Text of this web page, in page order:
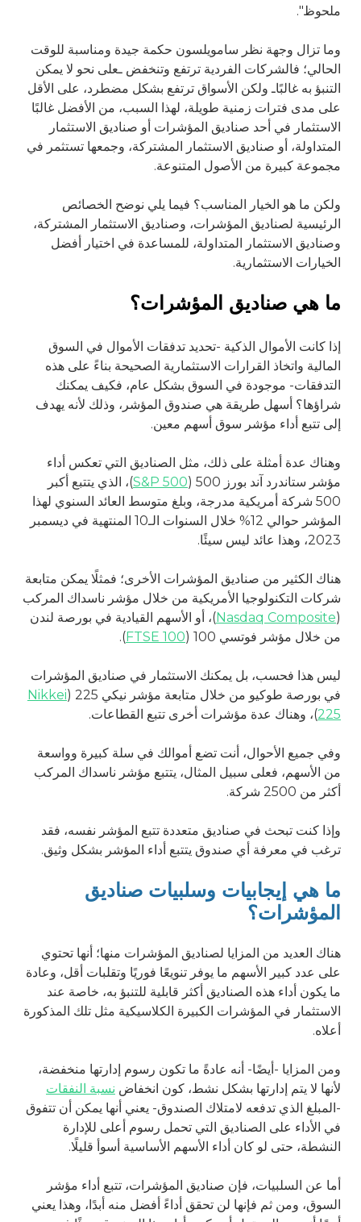
ملحوظ".
وما تزال وجهة نظر سامويلسون حكمة جيدة ومناسبة للوقت
الحالي؛ فالشركات الفردية ترتفع وتنخفض ـعلى نحو لا يمكن
التنبؤ به غالبًاـ ولكن الأسواق ترتفع بشكل مضطرد، على الأقل
على مدى فترات زمنية طويلة، لهذا السبب، من الأفضل غالبًا
الاستثمار في أحد صناديق المؤشرات أو صناديق الاستثمار
المتداولة، أو صناديق الاستثمار المشتركة، وجمعها تستثمر في
مجموعة كبيرة من الأصول المتنوعة.
ولكن ما هو الخيار المناسب؟ فيما يلي نوضح الخصائص
الرئيسية لصناديق المؤشرات، وصناديق الاستثمار المشتركة،
وصناديق الاستثمار المتداولة، للمساعدة في اختيار أفضل
الخيارات الاستثمارية.
ما هي صناديق المؤشرات؟
إذا كانت الأموال الذكية -تحديد تدفقات الأموال في السوق
المالية واتخاذ القرارات الاستثمارية الصحيحة بناءً على هذه
التدفقات- موجودة في السوق بشكل عام، فكيف يمكنك
شراؤها؟ أسهل طريقة هي صندوق المؤشر، وذلك لأنه يهدف
إلى تتبع أداء مؤشر سوق أسهم معين.
وهناك عدة أمثلة على ذلك، مثل الصناديق التي تعكس أداء
مؤشر ستاندرد آند بورز 500 (
S&P 500)، الذي يتتبع أكبر
500 شركة أمريكية مدرجة، وبلغ متوسط العائد السنوي لهذا
المؤشر حوالي 12% خلال السنوات الـ10 المنتهية في ديسمبر
2023، وهذا عائد ليس سيئًا.
هناك الكثير من صناديق المؤشرات الأخرى؛ فمثلًا يمكن متابعة
شركات التكنولوجيا الأمريكية من خلال مؤشر ناسداك المركب
(
Nasdaq Composite)، أو الأسهم القيادية في بورصة لندن
من خلال مؤشر فوتسي 100 (
FTSE 100
).
ليس هذا فحسب، بل يمكنك الاستثمار في صناديق المؤشرات
في بورصة طوكيو من خلال متابعة مؤشر نيكي 225 (
Nikkei
225)، وهناك عدة مؤشرات أخرى تتبع القطاعات.
وفي جميع الأحوال، أنت تضع أموالك في سلة كبيرة وواسعة
من الأسهم، فعلى سبيل المثال، يتتبع مؤشر ناسداك المركب
أكثر من 2500 شركة.
وإذا كنت تبحث في صناديق متعددة تتبع المؤشر نفسه، فقد
ترغب في معرفة أي صندوق يتتبع أداء المؤشر بشكل وثيق.
ما هي إيجابيات وسلبيات صناديق
المؤشرات؟
هناك العديد من المزايا لصناديق المؤشرات منها؛ أنها تحتوي
على عدد كبير الأسهم ما يوفر تنويعًا فوريًا وتقلبات أقل، وعادة
ما يكون أداء هذه الصناديق أكثر قابلية للتنبؤ به، خاصة عند
الاستثمار في المؤشرات الكبيرة الكلاسيكية مثل تلك المذكورة
أعلاه.
ومن المزايا -أيضًا- أنه عادةً ما تكون رسوم إدارتها منخفضة،
لأنها لا يتم إدارتها بشكل نشط، كون انخفاض نسبة النفقات
-المبلغ الذي تدفعه لامتلاك الصندوق- يعني أنها يمكن أن تتفوق
في الأداء على الصناديق التي تحمل رسوم أعلى للإدارة
النشطة، حتى لو كان أداء الأسهم الأساسية أسوأ قليلًا.
أما عن السلبيات، فإن صناديق المؤشرات، تتبع أداء مؤشر
السوق، ومن ثم فإنها لن تحقق أداءً أفضل منه أبدًا، وهذا يعني